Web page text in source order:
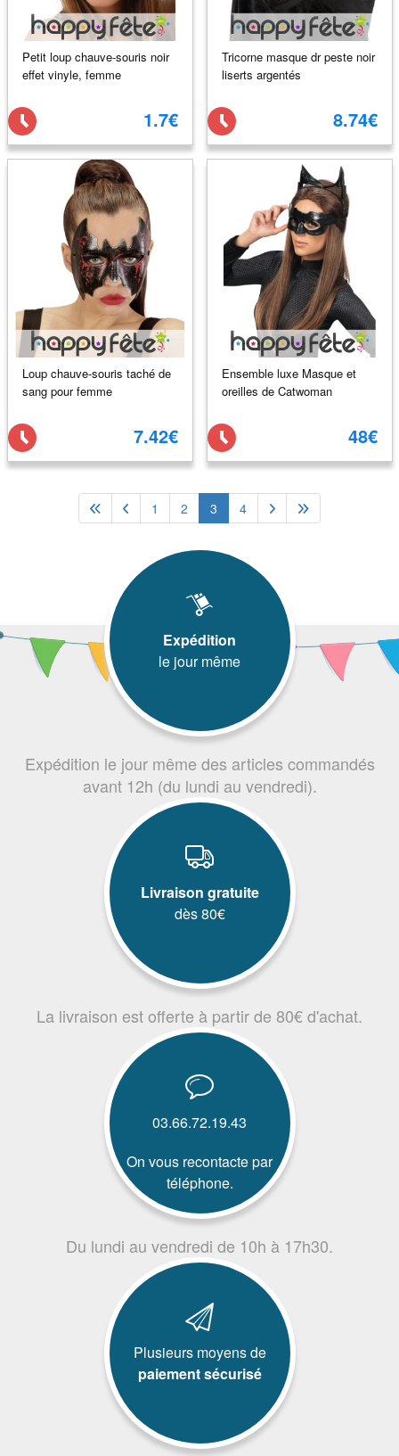
Petit loup chauve-souris noir
effet vinyle, femme
1.7€
Tricorne masque dr peste noir
liserts argentés
8.74€
Loup chauve-souris taché de
sang pour femme
7.42€
Ensemble luxe Masque et
oreilles de Catwoman
48€
1 2 3 4
Expédition
le jour même
Expédition le jour même des articles commandés
avant 12h (du lundi au vendredi).
Livraison gratuite
dès 80€
La livraison est offerte à partir de 80€ d'achat.
03.66.72.19.43
On vous recontacte par
téléphone.
Du lundi au vendredi de 10h à 17h30.
Plusieurs moyens de
paiement sécurisé